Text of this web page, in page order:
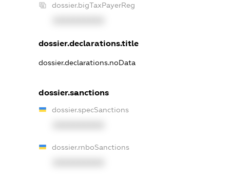
dossier.bigTaxPayerReg
dossier.declarations.title
dossier.declarations.noData
dossier.sanctions
dossier.specSanctions
dossier.rnboSanctions